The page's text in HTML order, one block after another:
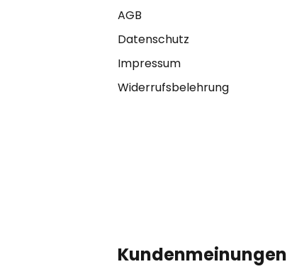
AGB
Datenschutz
Impressum
Widerrufsbelehrung
Kundenmeinungen